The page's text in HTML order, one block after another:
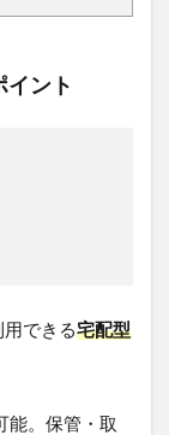
イント
できる宅配型
能。保管・取